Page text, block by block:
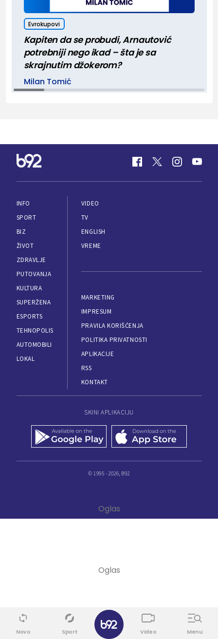
Evrokupovi
Kapiten da se probudi, Arnautović
potrebniji nego ikad – šta je sa
skrajnutim džokerom?
Milan Tomić
INFO
SPORT
BIZ
ŽIVOT
ZDRAVLJE
PUTOVANJA
KULTURA
SUPERŽENA
ESPORTS
TEHNOPOLIS
AUTOMOBILI
LOKAL
VIDEO
TV
ENGLISH
VREME
MARKETING
IMPRESUM
PRAVILA KORIŠĆENJA
POLITIKA PRIVATNOSTI
APLIKACIJE
RSS
KONTAKT
SKINI APLIKACIJU
© 1995 - 2026, B92
Novo Sport Video Menu
✕